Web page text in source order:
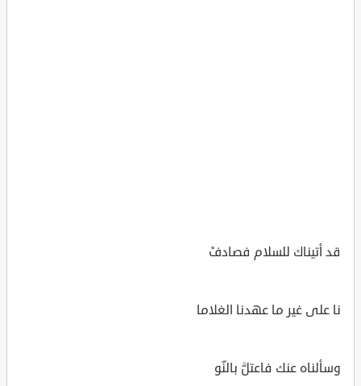
قد أتيناك للسلام فصادفْ
نا على غير ما عهدنا الغلاما
وسألناه عنك فاعتلَّ بالنّو